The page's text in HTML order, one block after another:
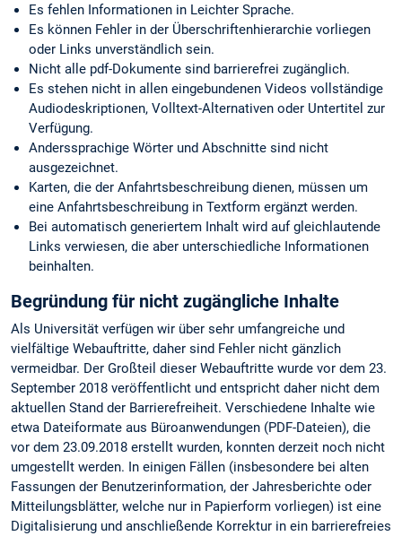
Es fehlen Informationen in Leichter Sprache.
Es können Fehler in der Überschriftenhierarchie vorliegen
oder Links unverständlich sein.
Nicht alle pdf-Dokumente sind barrierefrei zugänglich.
Es stehen nicht in allen eingebundenen Videos vollständige
Audiodeskriptionen, Volltext-Alternativen oder Untertitel zur
Verfügung.
Anderssprachige Wörter und Abschnitte sind nicht
ausgezeichnet.
Karten, die der Anfahrtsbeschreibung dienen, müssen um
eine Anfahrtsbeschreibung in Textform ergänzt werden.
Bei automatisch generiertem Inhalt wird auf gleichlautende
Links verwiesen, die aber unterschiedliche Informationen
beinhalten.
Begründung für nicht zugängliche Inhalte
Als Universität verfügen wir über sehr umfangreiche und
vielfältige Webauftritte, daher sind Fehler nicht gänzlich
vermeidbar. Der Großteil dieser Webauftritte wurde vor dem 23.
September 2018 veröffentlicht und entspricht daher nicht dem
aktuellen Stand der Barrierefreiheit. Verschiedene Inhalte wie
etwa Dateiformate aus Büroanwendungen (PDF-Dateien), die
vor dem 23.09.2018 erstellt wurden, konnten derzeit noch nicht
umgestellt werden. In einigen Fällen (insbesondere bei alten
Fassungen der Benutzerinformation, der Jahresberichte oder
Mitteilungsblätter, welche nur in Papierform vorliegen) ist eine
Digitalisierung und anschließende Korrektur in ein barrierefreies